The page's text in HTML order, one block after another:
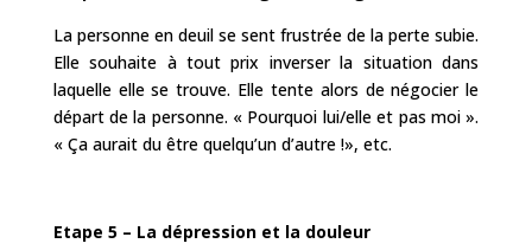
La personne en deuil se sent frustrée de la perte subie.
Elle souhaite à tout prix inverser la situation dans
laquelle elle se trouve. Elle tente alors de négocier le
départ de la personne. « Pourquoi lui/elle et pas moi ».
« Ça aurait du être quelqu’un d’autre !», etc.
Etape 5 – La dépression et la douleur